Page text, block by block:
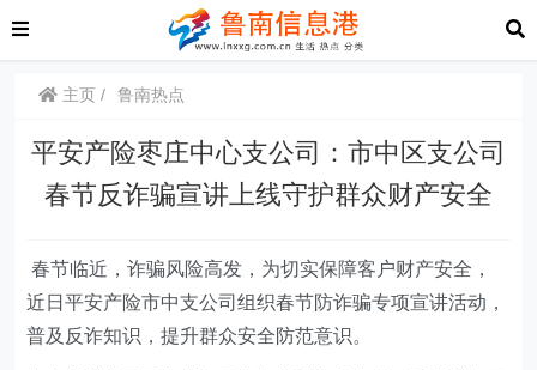
主页 鲁南热点
平安产险枣庄中心支公司：市中区支公司
春节反诈骗宣讲上线守护群众财产安全
春节临近，诈骗风险高发，为切实保障客户财产安全，
近日平安产险市中支公司组织春节防诈骗专项宣讲活动，
普及反诈知识，提升群众安全防范意识。